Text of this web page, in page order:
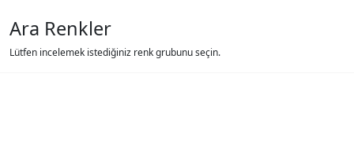
Ara Renkler
Lütfen incelemek istediğiniz renk grubunu seçin.